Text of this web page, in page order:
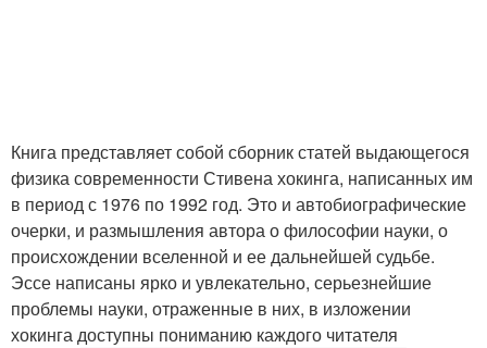
Книга представляет собой сборник статей выдающегося
физика современности Стивена хокинга, написанных им
в период с 1976 по 1992 год. Это и автобиографические
очерки, и размышления автора о философии науки, о
происхождении вселенной и ее дальнейшей судьбе.
Эссе написаны ярко и увлекательно, серьезнейшие
проблемы науки, отраженные в них, в изложении
хокинга доступны пониманию каждого читателя